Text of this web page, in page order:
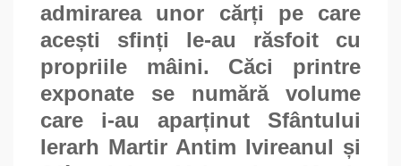
admirarea unor cărți pe care
acești sfinți le-au răsfoit cu
propriile mâini. Căci printre
exponate se numără volume
care i-au aparținut Sfântului
Ierarh Martir Antim Ivireanul și